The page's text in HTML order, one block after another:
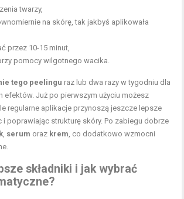
twarzy,
na skórę, tak jakbyś aplikowała
przez 10-15 minut,
pomocy wilgotnego wacika.
tego peelingu raz lub dwa razy w tygodniu dla
efektów. Już po pierwszym użyciu możesz
regularne aplikacje przynoszą jeszcze lepsze
i poprawiając strukturę skóry. Po zabiegu dobrze
, serum oraz krem, co dodatkowo wzmocni
składniki i jak wybrać